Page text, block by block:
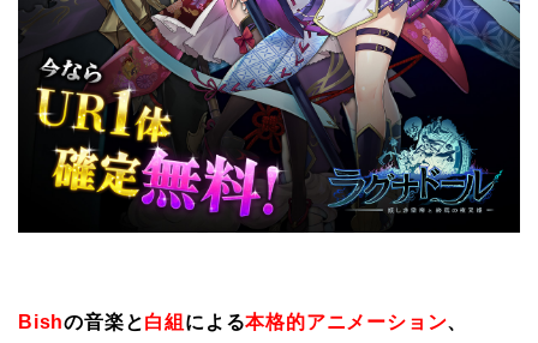
Bishの音楽と白組 による本格的アニメーション、